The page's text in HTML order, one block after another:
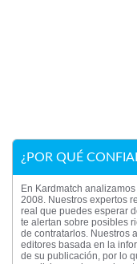
¿POR QUÉ
En Kardmatch
2008. Nuestros expertos
real que puedes esperar
te alertan sobre posibles
de contratarlos. Nuestros
editores basada en la
de su publicación, por lo